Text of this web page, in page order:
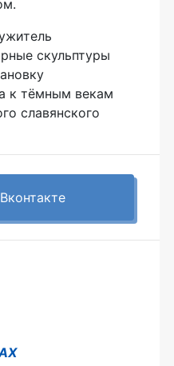
скульптуры
к тёмным векам
славянского